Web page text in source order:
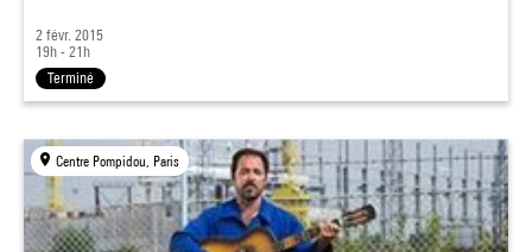
2 févr. 2015
19h - 21h
Terminé
Centre Pompidou, Paris